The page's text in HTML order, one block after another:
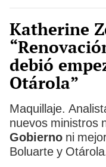
Katherine
debió
Otárola”
Maquillaje.
nuevos ministros
Gobierno ni
Boluarte y